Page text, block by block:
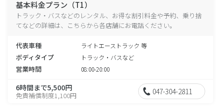
基本料金プラン（T1）
トラック・バスなどのレンタル、お得な割引料金や予約、乗り捨
てなどの詳細は、こちらから各店舗にお電話ください。
代表車種 ライトエーストラック 等
ボディタイプ トラック・バスなど
営業時間 08:00-20:00
6時間まで5,500円
免責補償制度1,100円 047-304-2811